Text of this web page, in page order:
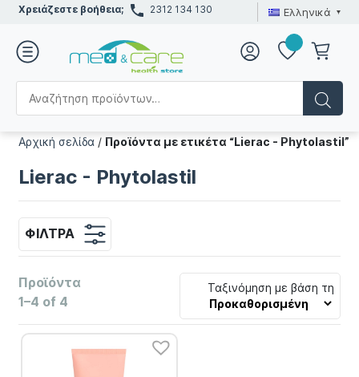
Χρειάζεστε βοήθεια; 2312 134 130 Ελληνικά
Αρχική σελίδα / Προϊόντα με ετικέτα “Lierac - Phytolastil”
Lierac - Phytolastil
ΦΊΛΤΡΑ
Προϊόντα
1–4 of 4
Ταξινόμηση με βάση τη